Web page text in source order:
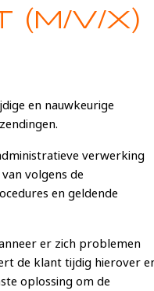
(M/V/X)
en nauwkeurige
verwerking
volgens de
en geldende
er zich problemen
de klant tijdig hierover
oplossing om de